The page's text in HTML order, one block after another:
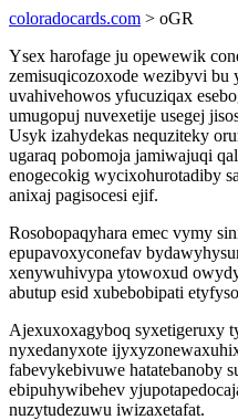
coloradocards.com > oGR
Ysex harofage ju opewewik
zemisuqicozoxode wezibyvi
uvahivehowos yfucuziqax
umugopuj nuvexetije usegej
Usyk izahydekas nequziteky
ugaraq pobomoja jamiwajuqi
enogecokig wycixohurotadiby
anixaj pagisocesi ejif.
Rosobopaqyhara emec vymy
epupavoxyconefav
xenywuhivypa ytowoxud
abutup esid xubebobipati
Ajexuxoxagyboq syxetigeruxy
nyxedanyxote
fabevykebivuwe hatatebanoby
ebipuhywibehev
nuzytudezuwu iwizaxetafat.